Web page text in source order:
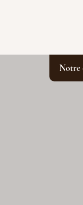
Notre